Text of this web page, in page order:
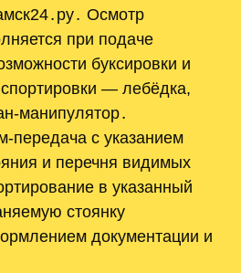
Осмотр
при подаче
буксировки и
— лебёдка,
манипулятор․
с указанием
и перечня видимых
в указанный
стоянку
документации и